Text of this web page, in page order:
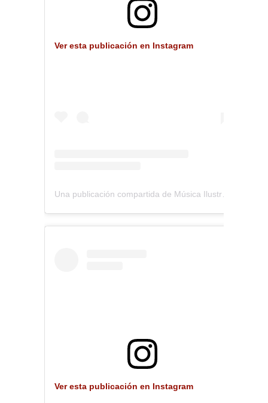
Ver esta publicación en Instagram
Una publicación compartida de Música Ilustrada (@musica_ilustrada)
Ver esta publicación en Instagram